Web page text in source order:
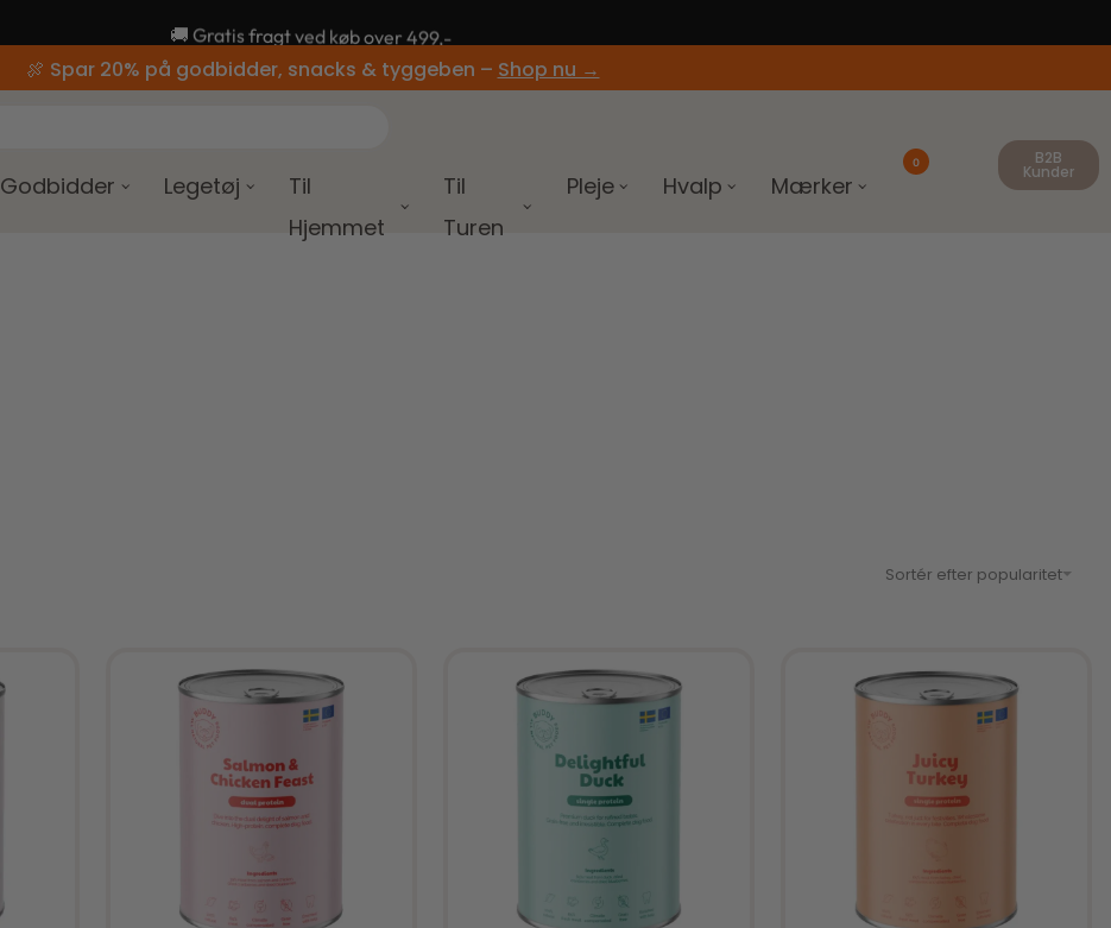
🚚 Gratis fragt ved køb over 499,-
🍖 Spar 20% på godbidder, snacks & tyggeben – Shop nu →
Godbidder Legetøj
Til
Hjemmet
Til
Turen
Pleje Hvalp Mærker
0 B2B
Kunder
Sortér efter popularitet